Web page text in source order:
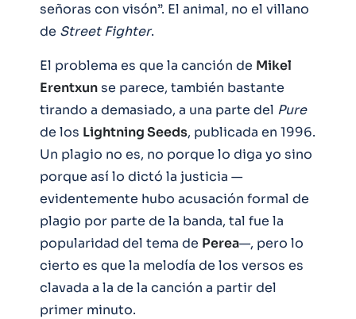
señoras con visón”. El animal, no el villano
de Street Fighter.
El problema es que la canción de Mikel
Erentxunse parece, también bastante
tirando a demasiado, a una parte del Pure
de los Lightning Seeds, publicada en 1996.
Un plagio no es, no porque lo diga yo sino
porque así lo dictó la justicia —
evidentemente hubo acusación formal de
plagio por parte de la banda, tal fue la
popularidad del tema de Perea—, pero lo
cierto es que la melodía de los versos es
clavada a la de la canción a partir del
primer minuto.